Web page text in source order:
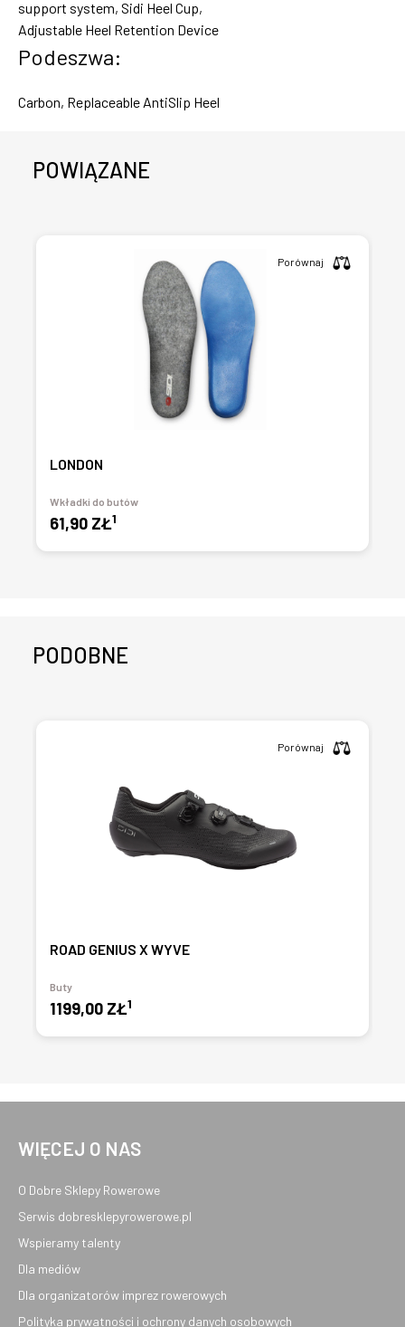
support system, Sidi Heel Cup,
Adjustable Heel Retention Device
Podeszwa:
Carbon, Replaceable AntiSlip Heel
POWIĄZANE
LONDON
Wkładki do butów
61,90 ZŁ1
Porównaj
PODOBNE
ROAD GENIUS X WYVE
Buty
1199,00 ZŁ1
Porównaj
WIĘCEJ O NAS
O Dobre Sklepy Rowerowe
Serwis dobresklepyrowerowe.pl
Wspieramy talenty
Dla mediów
Dla organizatorów imprez rowerowych
Polityka prywatności i ochrony danych osobowych